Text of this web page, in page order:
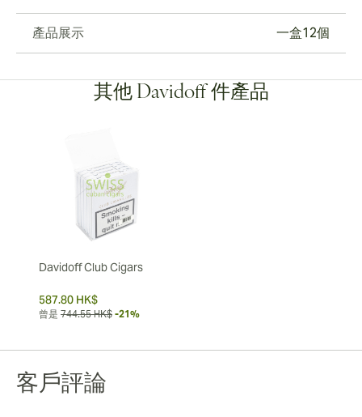
產品展示 一盒12個
其他 Davidoff 件產品
Davidoff Club Cigars
587.80 HK$
曾是 744.55 HK$ -21%
客戶評論